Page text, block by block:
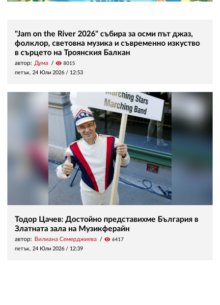
"Jam on the River 2026" събира за осми път джаз,
фолклор, световна музика и съвременно изкуство
в сърцето на Троянския Балкан
автор: Дума visibility 8015
петък, 24 Юли 2026 / 12:53
Тодор Цачев: Достойно представихме България в
Златната зала на Музикферайн
автор: Вилиана Семерджиева visibility 6417
петък, 24 Юли 2026 / 12:39